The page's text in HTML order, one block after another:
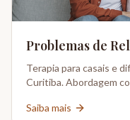
Problemas de
Terapia para casais e
Curitiba. Abordagem
Saiba mais